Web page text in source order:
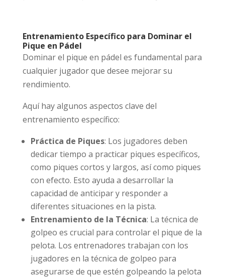
Entrenamiento Específico para Dominar el
Pique en Pádel
Dominar el pique en pádel es fundamental para
cualquier jugador que desee mejorar su
rendimiento.
Aquí hay algunos aspectos clave del
entrenamiento específico:
Práctica de Piques: Los jugadores deben
dedicar tiempo a practicar piques específicos,
como piques cortos y largos, así como piques
con efecto. Esto ayuda a desarrollar la
capacidad de anticipar y responder a
diferentes situaciones en la pista.
Entrenamiento de la Técnica: La técnica de
golpeo es crucial para controlar el pique de la
pelota. Los entrenadores trabajan con los
jugadores en la técnica de golpeo para
asegurarse de que estén golpeando la pelota